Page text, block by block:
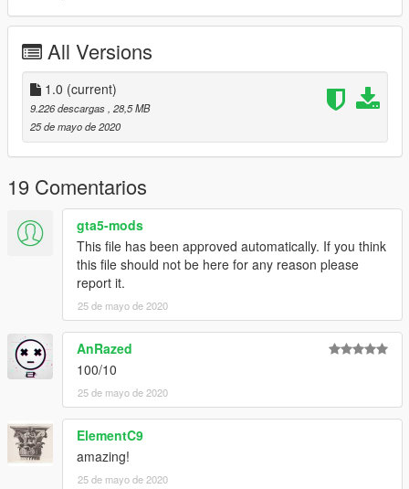
All Versions
1.0 (current)
9.226 descargas , 28,5 MB
25 de mayo de 2020
19 Comentarios
gta5-mods
This file has been approved automatically. If you think
this file should not be here for any reason please
report it.
25 de mayo de 2020
AnRazed
100/10
25 de mayo de 2020
ElementC9
amazing!
25 de mayo de 2020